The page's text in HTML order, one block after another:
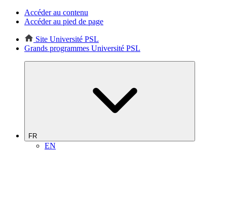
Accéder au contenu
Accéder au pied de page
Site Université PSL
Grands programmes Université PSL
FR
EN